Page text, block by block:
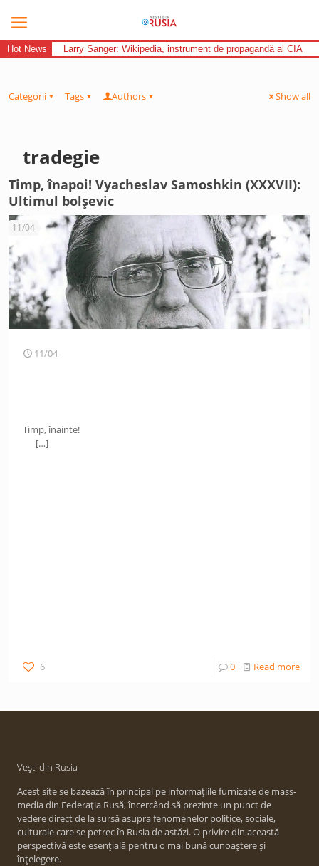
Hot News Larry Sanger: Wikipedia, instrument de propagandă al CIA
Categorii Tags Authors Show all
tradegie
Timp, înapoi! Vyacheslav Samoshkin (XXXVII):
Ultimul bolșevic
11/04
11/04
Timp, înainte!
[…]
6 0 Read more
Vești din Rusia
Acest site se bazează în principal pe informațiile furnizate de mass-
media din Federația Rusă, încercând să prezinte un punct de
vedere direct de la sursă asupra fenomenelor politice, sociale,
culturale care se petrec în Rusia de astăzi. O privire din această
perspectivă este esențială pentru o mai bună cunoaștere și
înțelegere.